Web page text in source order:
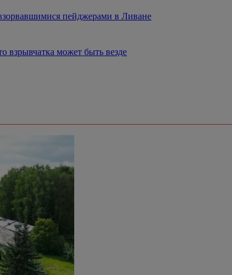
пейджерами в Ливане
взрывчатка может быть везде